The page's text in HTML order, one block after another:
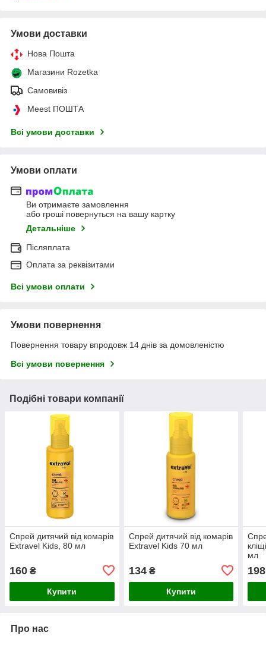
Умови доставки
Нова Пошта
Магазини Rozetka
Самовивіз
Meest ПОШТА
Всі умови доставки
Умови оплати
Ви отримаєте замовлення
або гроші повернуться на вашу картку
Детальніше
Післяплата
Оплата за реквізитами
Всі умови оплати
Умови повернення
Повернення товару впродовж 14 днів за домовленістю
Всі умови повернення
Подібні товари компанії
Спрей дитячий від комарів
Extravel Kids, 80 мл
160 ₴
Купити
Спрей дитячий від комарів
Extravel Kids 70 мл
134₴
Купити
мл
198
Про нас